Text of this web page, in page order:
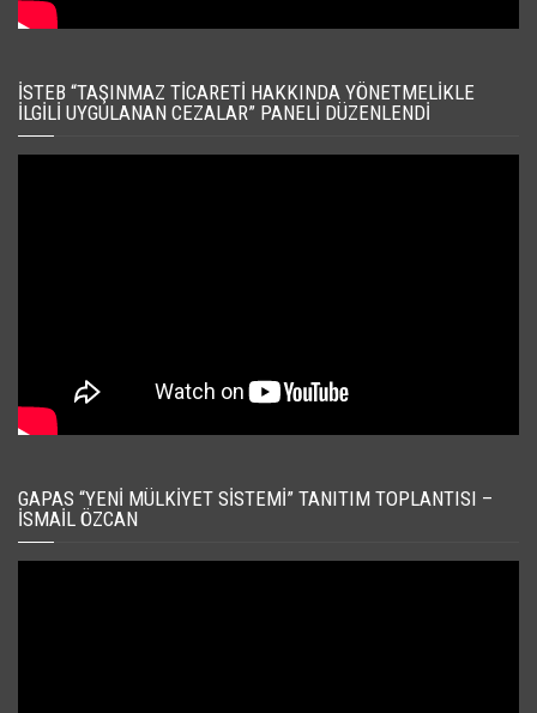
İSTEB “TAŞINMAZ TICARETI HAKKINDA YÖNETMELIKLE
İLGILI UYGULANAN CEZALAR” PANELI DÜZENLENDI
GAPAS “YENI MÜLKIYET SISTEMI” TANITIM TOPLANTISI –
İSMAIL ÖZCAN